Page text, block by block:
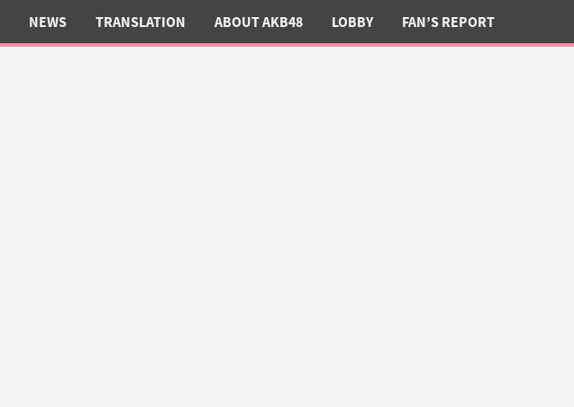
NEWS TRANSLATION ABOUT AKB48 LOBBY FAN’S REPORT